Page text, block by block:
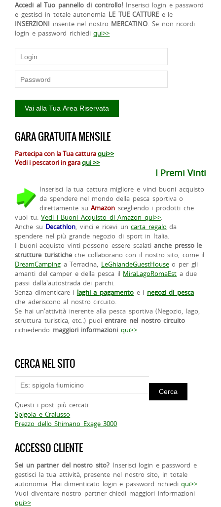
Accedi al Tuo pannello di controllo! Inserisci login e password
e gestisci in totale autonomia LE TUE CATTURE e le
INSERZIONI inserite nel nostro MERCATINO. Se non ricordi
login e password richiediqui>>
GARA GRATUITA MENSILE
Partecipa con la Tua catturaqui>>
Vedi i pescatori in garaqui >>
I Premi Vinti
Inserisci la tua cattura migliore e vinci buoni acquisto
da spendere nel mondo della pesca sportiva o
direttamente suAmazon scegliendo i prodotti che
vuoi tu.Vedi i Buoni Acquisto di Amazon qui>>.
Anche su Decathlon, vinci e ricevi uncarta regalo da
spendere nel più grande negozio di sport in Italia.
I buoni acquisto vinti possono essere scalatianche presso le
strutture turisticheche collaborano con il nostro sito, come il
DreamCamping a Terracina, LeGhiandeGuestHouseo per gli
amanti del camper e della pesca il MiraLagoRomaEst a due
passi dalla'autostrada dei parchi.
Senza dimenticare i laghi a pagamento e i negozi di pesca
che aderiscono al nostro circuito.
Se hai un'attività inerente alla pesca sportiva (Negozio, lago,
struttura turistica, etc..) puoientrare nel nostro circuito
richiedendo maggiori informazioni qui>>
CERCA NEL SITO
Questi i post più cercati
Spigola e Cralusso
Prezzo dello Shimano Exage 3000
ACCESSO CLIENTE
Sei un partner del nostro sito? Inserisci login e password e
gestisci la tua attività, presente nel nostro sito, in totale
autonomia. Hai dimenticato login e password richiediqui>>.
Vuoi diventare nostro partner chiedi maggiori informazioni
qui>>